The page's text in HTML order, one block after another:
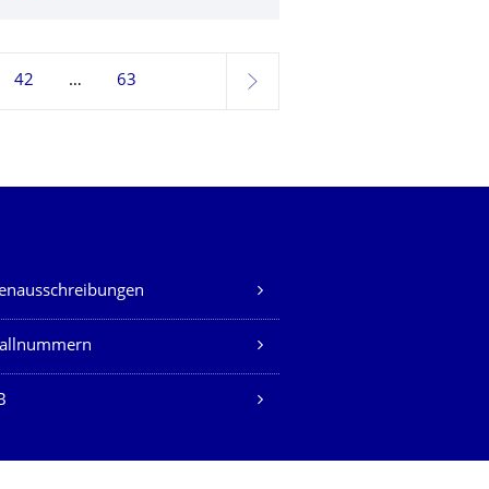
42 63
weiter